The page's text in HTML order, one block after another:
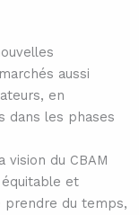
aussi
en
dans les phases
vision du CBAM
et
prendre du temps,